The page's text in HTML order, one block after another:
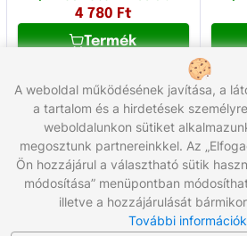
4 780 Ft
Termék
Összesen 26 termék
1 2
Hívjon minket: +36
Munkanapokon 8:00
A weboldal működésének javítása, a
a tartalom és a hirdetések
weboldalunkon sütiket
megosztunk partnereinkkel. Az
Ön hozzájárul a választható sütik
módosítása” menüpontban
illetve a hozzájárulását
További információk